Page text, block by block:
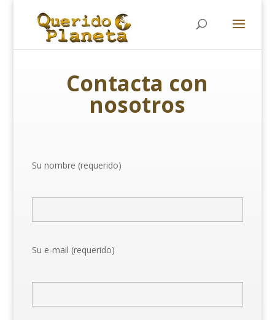
de
productos
Contacta con
nosotros
Su nombre (requerido)
Su e-mail (requerido)